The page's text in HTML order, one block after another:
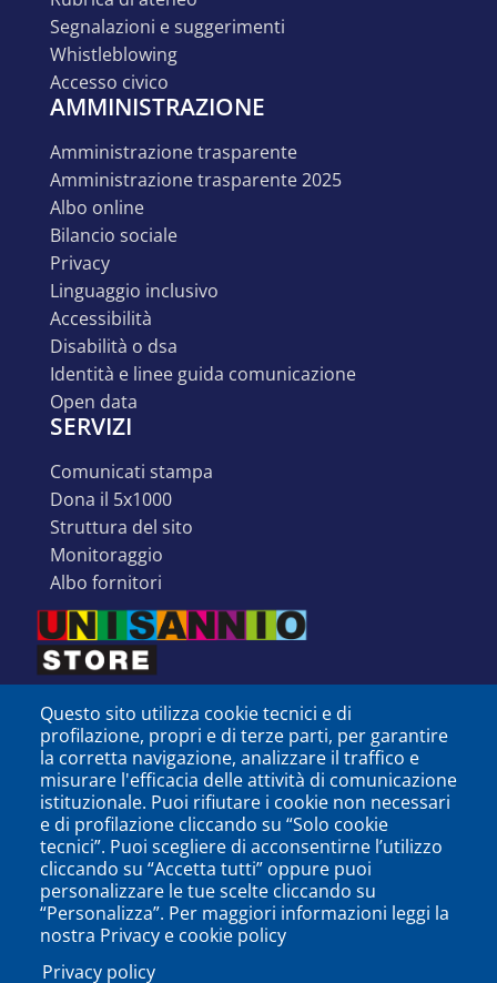
segnalazioni e suggerimenti
whistleblowing
accesso civico
AMMINISTRAZIONE
amministrazione trasparente
amministrazione trasparente 2025
albo online
bilancio sociale
privacy
linguaggio inclusivo
accessibilità
disabilità o dsa
identità e linee guida comunicazione
open data
SERVIZI
comunicati stampa
dona il 5x1000
struttura del sito
monitoraggio
albo fornitori
SEGUICI SU
Questo sito utilizza cookie tecnici e di
profilazione, propri e di terze parti, per garantire
la corretta navigazione, analizzare il traffico e
misurare l'efficacia delle attività di comunicazione
istituzionale. Puoi rifiutare i cookie non necessari
e di profilazione cliccando su “Solo cookie
tecnici”. Puoi scegliere di acconsentirne l’utilizzo
cliccando su “Accetta tutti” oppure puoi
personalizzare le tue scelte cliccando su
“Personalizza”. Per maggiori informazioni leggi la
nostra Privacy e cookie policy
Privacy policy